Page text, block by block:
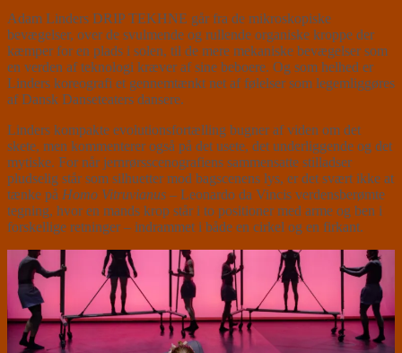
Adam Linders DRIP TEKHNE går fra de mikroskopiske
bevægelser, over de svulmende og rullende organiske kroppe der
kæmper for en plads i solen, til de mere mekaniske bevægelser som
en verden af teknologi kræver af sine beboere. Og som helhed er
Linders koreografi et gennemtænkt net af følelser som legemliggøres
af Dansk Danseteaters dansere.
Linders kompakte evolutionsfortælling bugner af viden om det
skete, men kommenterer også på det usete, det underliggende og det
mytiske. For når jernrørsscenografiens sammensatte stilladser
pludselig står som silhuetter mod bagscenens lys, er det svært ikke at
tænke på Homo Vitruvianus – Leonardo da Vincis verdensberømte
tegning, hvor en mands krop står i to positioner med arme og ben i
forskellige retninger – indrammet i både en cirkel og en firkant.